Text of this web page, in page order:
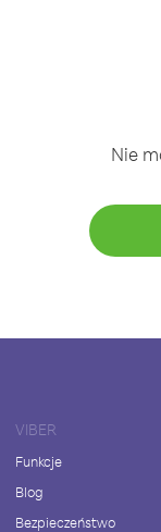
Nie
VIBER
Funkcje
Blog
Bezpieczeństwo